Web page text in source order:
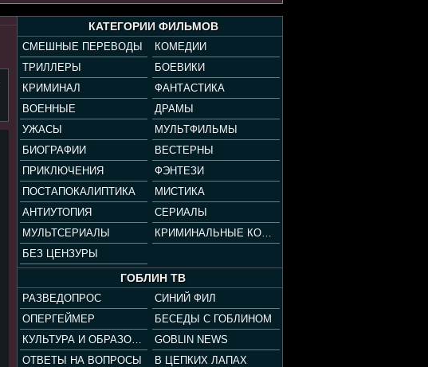
КАТЕГОРИИ ФИЛЬМОВ
СМЕШНЫЕ ПЕРЕВОДЫ
КОМЕДИИ
ТРИЛЛЕРЫ
БОЕВИКИ
КРИМИНАЛ
ФАНТАСТИКА
ВОЕННЫЕ
ДРАМЫ
УЖАСЫ
МУЛЬТФИЛЬМЫ
БИОГРАФИИ
ВЕСТЕРНЫ
ПРИКЛЮЧЕНИЯ
ФЭНТЕЗИ
ПОСТАПОКАЛИПТИКА
МИСТИКА
АНТИУТОПИЯ
СЕРИАЛЫ
МУЛЬТСЕРИАЛЫ
КРИМИНАЛЬНЫЕ КОМЕДИИ
БЕЗ ЦЕНЗУРЫ
ГОБЛИН ТВ
РАЗВЕДОПРОС
СИНИЙ ФИЛ
ОПЕРГЕЙМЕР
БЕСЕДЫ С ГОБЛИНОМ
КУЛЬТУРА И ОБРАЗОВАНИЕ
GOBLIN NEWS
ОТВЕТЫ НА ВОПРОСЫ
В ЦЕПКИХ ЛАПАХ